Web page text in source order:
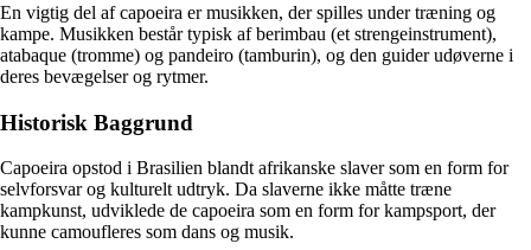
En vigtig del af capoeira er musikken, der spilles under træning og
kampe. Musikken består typisk af berimbau (et strengeinstrument),
atabaque (tromme) og pandeiro (tamburin), og den guider udøverne i
deres bevægelser og rytmer.
Historisk Baggrund
Capoeira opstod i Brasilien blandt afrikanske slaver som en form for
selvforsvar og kulturelt udtryk. Da slaverne ikke måtte træne
kampkunst, udviklede de capoeira som en form for kampsport, der
kunne camoufleres som dans og musik.